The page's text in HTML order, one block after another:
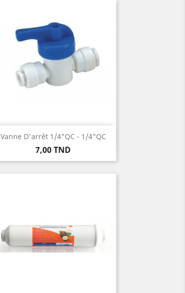
Vanne D'arrêt 1/4"QC - 1/4"QC
Prix
7,00 TND
Aperçu rapide